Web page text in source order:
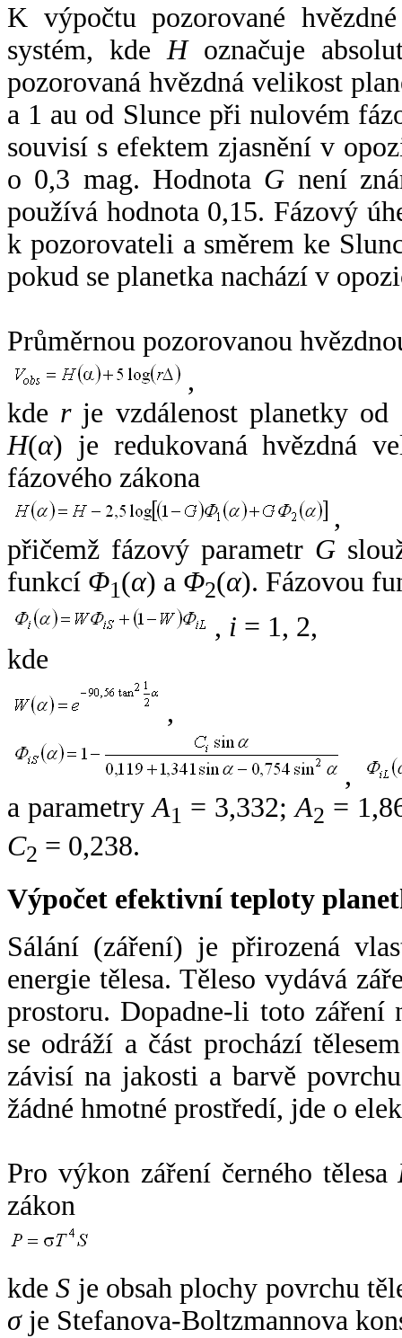
K výpočtu pozorované
systém, kde Hoznačuje
pozorovaná hvězdná velikost
a 1 au od Slunce při nulovém
souvisí s efektem zjasnění v
o 0,3 mag. Hodnota G není
používá hodnota 0,15. Fázový
k pozorovateli a směrem ke
pokud se planetka nachází v
Průměrnou pozorovanou
,
kde rje vzdálenost planetky od
H(α) je redukovaná hvězdná
fázového zákona
,
přičemž fázový parametr G
funkcí Φ1(α) a Φ2(α). Fázovou
, i = 1, 2,
kde
,
,
a parametryA1 = 3,332;A2 =
C2 = 0,238.
Výpočet efektivní teploty
Sálání (záření) je přirozená
energie tělesa. Těleso vydává
prostoru. Dopadne-li toto záření
se odráží a část prochází
závisí na jakosti a barvě
žádné hmotné prostředí, jde o
Pro výkon záření černého tělesa
zákon
kdeS je obsah plochy povrchu
σje Stefanova-Boltzmannova